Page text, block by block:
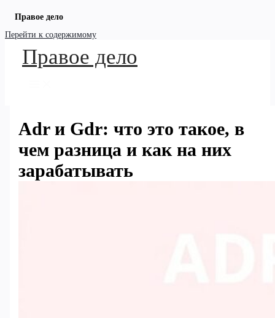
Правое дело
Перейти к содержимому
Правое дело
Adr и Gdr: что это такое, в
чем разница и как на них
зарабатывать